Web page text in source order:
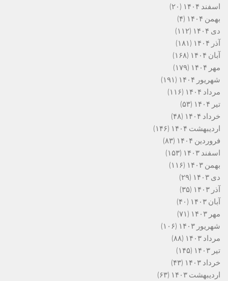
اسفند ۱۴۰۴
(۲۰)
بهمن ۱۴۰۴
(۴)
دی ۱۴۰۴
(۱۱۲)
آذر ۱۴۰۴
(۱۸۱)
آبان ۱۴۰۴
(۱۶۸)
مهر ۱۴۰۴
(۱۷۹)
شهریور ۱۴۰۴
(۱۹۱)
مرداد ۱۴۰۴
(۱۱۶)
تیر ۱۴۰۴
(۵۳)
خرداد ۱۴۰۴
(۴۸)
اردیبهشت ۱۴۰۴
(۱۴۶)
فروردین ۱۴۰۴
(۸۳)
اسفند ۱۴۰۳
(۱۵۳)
بهمن ۱۴۰۳
(۱۱۶)
دی ۱۴۰۳
(۲۹)
آذر ۱۴۰۳
(۳۵)
آبان ۱۴۰۳
(۴۰)
مهر ۱۴۰۳
(۷۱)
شهریور ۱۴۰۳
(۱۰۶)
مرداد ۱۴۰۳
(۸۸)
تیر ۱۴۰۳
(۱۴۵)
خرداد ۱۴۰۳
(۴۳)
اردیبهشت ۱۴۰۳
(۶۳)